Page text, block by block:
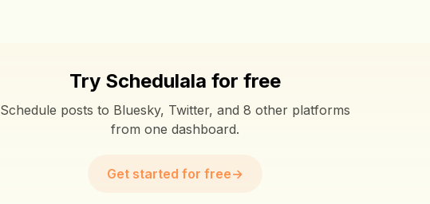
Try Schedulala for free
Schedule posts to Bluesky, Twitter, and 8 other platforms
from one dashboard.
Get started for free→